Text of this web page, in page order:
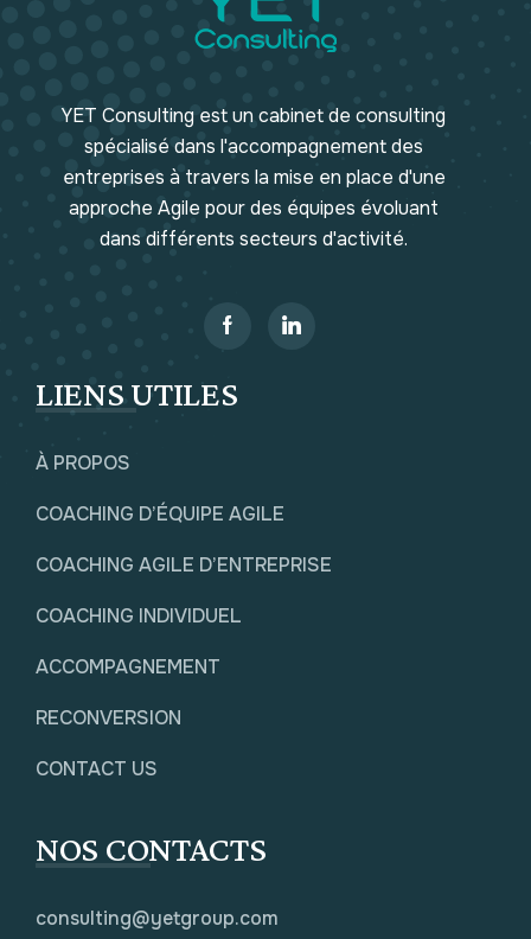
YET Consulting est un cabinet de consulting
spécialisé dans l'accompagnement des
entreprises à travers la mise en place d'une
approche Agile pour des équipes évoluant
dans différents secteurs d'activité.
LIENS UTILES
À PROPOS
COACHING D’ÉQUIPE AGILE
COACHING AGILE D’ENTREPRISE
COACHING INDIVIDUEL
ACCOMPAGNEMENT
RECONVERSION
CONTACT US
NOS CONTACTS
consulting@yetgroup.com